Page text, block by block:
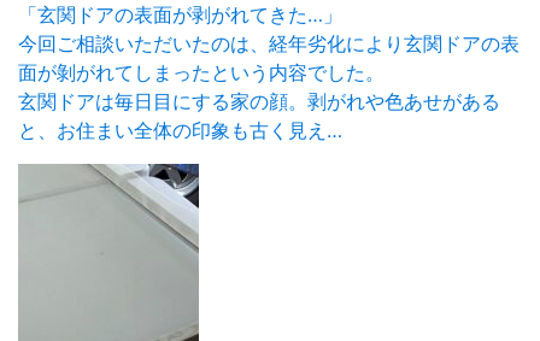
「玄関ドアの表面が剥がれてきた…」
今回ご相談いただいたのは、経年劣化により玄関ドアの表
面が剝がれてしまったという内容でした。
玄関ドアは毎日目にする家の顔。剥がれや色あせがある
と、お住まい全体の印象も古く見え…